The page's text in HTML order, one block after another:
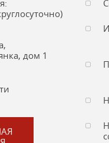
дом 1